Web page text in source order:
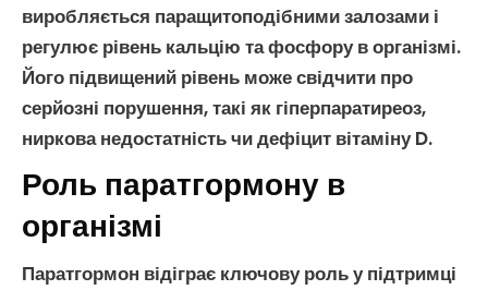
виробляється паращитоподібними залозами і
регулює рівень кальцію тафосфорув організмі.
Його підвищений рівень може свідчити про
серйозні порушення, такі як гіперпаратиреоз,
ниркова недостатністьчидефіцит вітаміну D.
Роль паратгормону в
організмі
Паратгормон відіграє ключову роль у підтримці